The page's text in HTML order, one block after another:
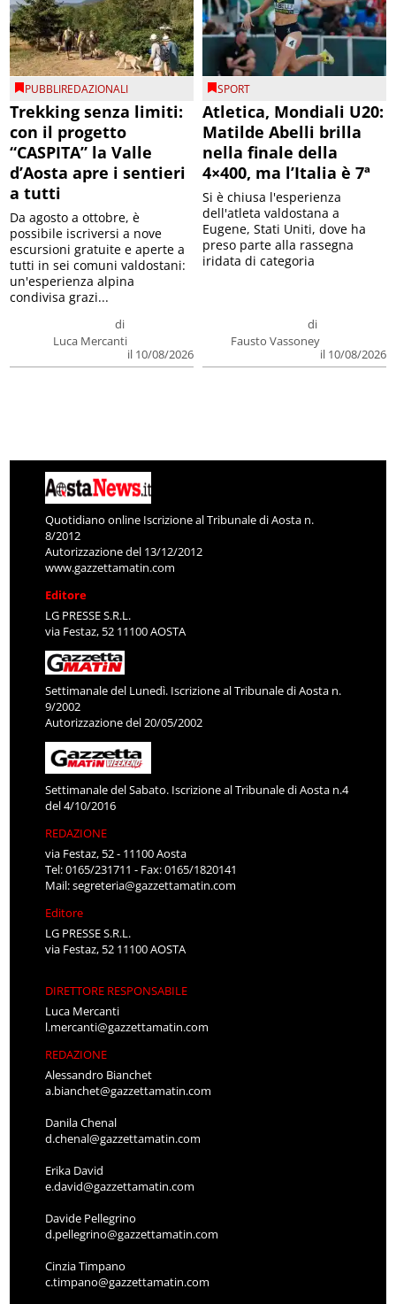
PUBBLIREDAZIONALI
Trekking senza limiti:
con il progetto
“CASPITA” la Valle
d’Aosta apre i sentieri
a tutti
di
Luca Mercanti
il 10/08/2026
Da agosto a ottobre, è
possibile iscriversi a nove
escursioni gratuite e aperte a
tutti in sei comuni valdostani:
un'esperienza alpina
condivisa grazi...
SPORT
Atletica, Mondiali U20:
Matilde Abelli brilla
nella finale della
4×400, ma l’Italia è 7ª
di
Fausto Vassoney
il 10/08/2026
Si è chiusa l'esperienza
dell'atleta valdostana a
Eugene, Stati Uniti, dove ha
preso parte alla rassegna
iridata di categoria
Quotidiano online Iscrizione al Tribunale di Aosta n.
8/2012
Autorizzazione del 13/12/2012
www.gazzettamatin.com
Editore
LG PRESSE S.R.L.
via Festaz, 52 11100 AOSTA
Settimanale del Lunedì. Iscrizione al Tribunale di Aosta n.
9/2002
Autorizzazione del 20/05/2002
Settimanale del Sabato. Iscrizione al Tribunale di Aosta n.4
del 4/10/2016
REDAZIONE
via Festaz, 52 - 11100 Aosta
Tel: 0165/231711 - Fax: 0165/1820141
Mail:segreteria@gazzettamatin.com
Editore
LG PRESSE S.R.L.
via Festaz, 52 11100 AOSTA
DIRETTORE RESPONSABILE
Luca Mercanti
l.mercanti@gazzettamatin.com
REDAZIONE
Alessandro Bianchet
a.bianchet@gazzettamatin.com
Danila Chenal
d.chenal@gazzettamatin.com
Erika David
e.david@gazzettamatin.com
Davide Pellegrino
d.pellegrino@gazzettamatin.com
Cinzia Timpano
c.timpano@gazzettamatin.com